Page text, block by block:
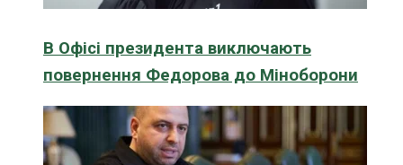
В Офісі президента виключають
повернення Федорова до Міноборони